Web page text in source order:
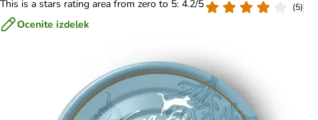
This is a stars rating area from zero to 5: 4.2/5
(5)
Ocenite izdelek